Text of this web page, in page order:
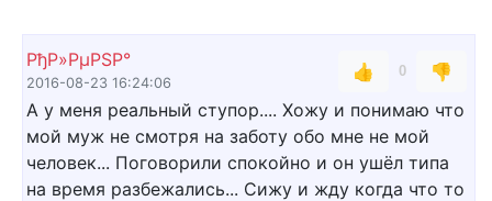
РђР»РµРЅР°
2016-08-23 16:24:06
👍 0
👎
А у меня реальный ступор.... Хожу и понимаю что
мой муж не смотря на заботу обо мне не мой
человек... Поговорили спокойно и он ушёл типа
на время разбежались... Сижу и жду когда что то